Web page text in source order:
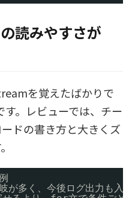
読みやすさが
を覚えたばかりで
。レビューでは、チー
ドの書き方と大きくズ
多く、今後ログ出力も入